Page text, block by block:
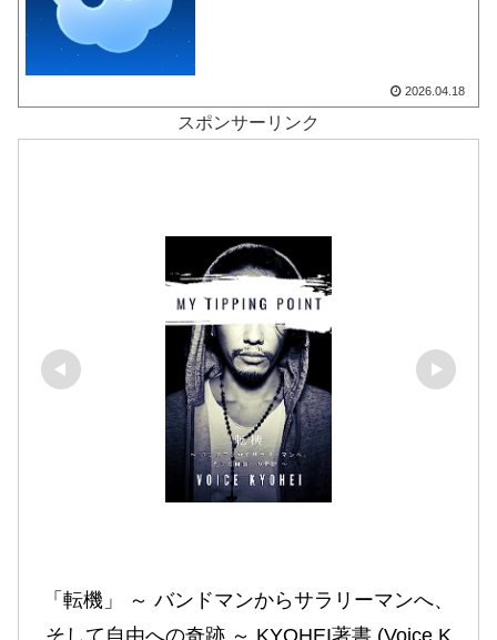
2026.04.18
スポンサーリンク
「転機」 ～ バンドマンからサラリーマンへ、